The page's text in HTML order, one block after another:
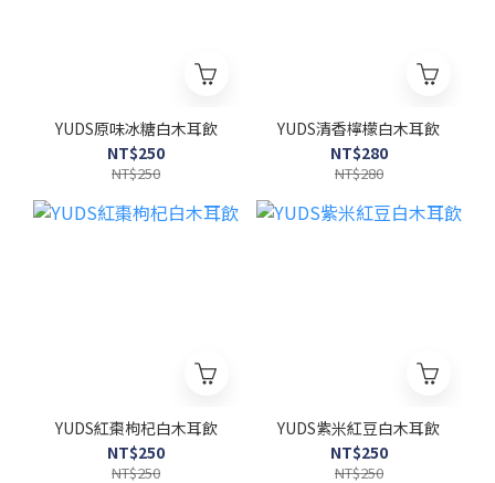
YUDS原味冰糖白木耳飲
NT$250
NT$250
YUDS清香檸檬白木耳飲
NT$280
NT$280
YUDS紅棗枸杞白木耳飲
NT$250
NT$250
YUDS紫米紅豆白木耳飲
NT$250
NT$250